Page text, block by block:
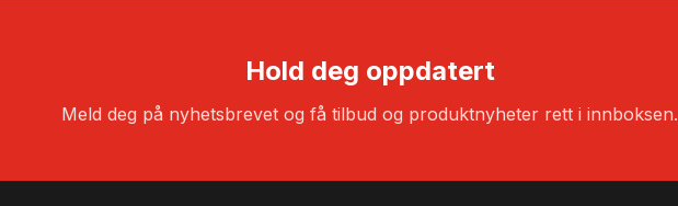
Hold deg oppdatert
Meld deg på nyhetsbrevet og få tilbud og produktnyheter rett i innboksen.